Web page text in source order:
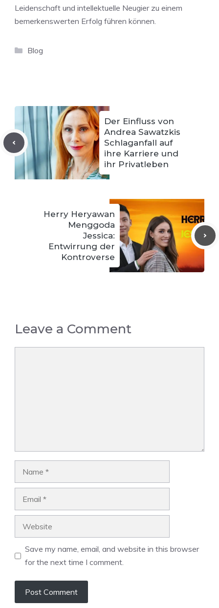
Leidenschaft und intellektuelle Neugier zu einem
bemerkenswerten Erfolg führen können.
Categories
Blog
Der Einfluss von
Andrea Sawatzkis
Schlaganfall auf
ihre Karriere und
ihr Privatleben
Herry Heryawan
Menggoda
Jessica:
Entwirrung der
Kontroverse
Leave a Comment
Save my name, email, and website in this browser
for the next time I comment.